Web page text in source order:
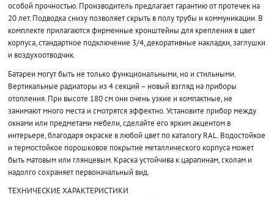
особой прочностью. Производитель предлагает гарантию от протечек на
20 лет. Подводка снизу позволяет скрыть в полу трубы и коммуникации. В
комплекте прилагаются фирменные кронштейны для крепления в цвет
корпуса, стандартное подключение 3/4, декоративные накладки, заглушки
и воздухоотводчик.
Батареи могут быть не только функциональными, но и стильными.
Вертикальные радиаторы из 4 секций – новый взгляд на приборы
отопления. При высоте 180 см они очень узкие и компактные, не
занимают много места и смотрятся эффектно. Установите прибор между
окнами или предметами мебели, сделайте его ярким акцентом в
интерьере, благодаря окраске в любой цвет по каталогу RAL. Водостойкое
и термостойкое порошковое покрытие металлического корпуса может
быть матовым или глянцевым. Краска устойчива к царапинам, сколам и
надолго сохраняет первоначальный вид.
ТЕХНИЧЕСКИЕ ХАРАКТЕРИСТИКИ